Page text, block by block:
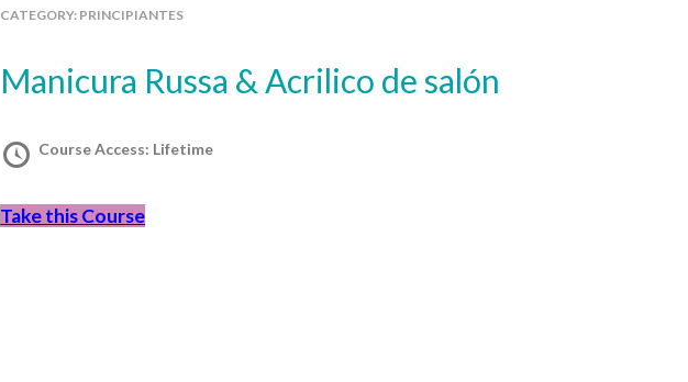
CATEGORY: PRINCIPIANTES
Manicura Russa & Acrilico de salón
Course Access: Lifetime
Take this Course